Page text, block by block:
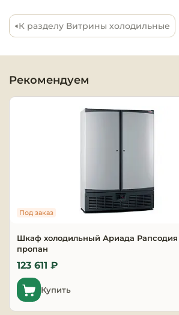
визуальным акцентом, но и
инструментом продаж.
К разделу Витрины холодильные
Рекомендуем
Шкаф холодильный Ариада Рапсодия
пропан
Под заказ
123 611 ₽
Купить